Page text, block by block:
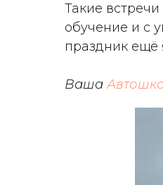
Такие
обучение и с
праздник ещё
Ваша